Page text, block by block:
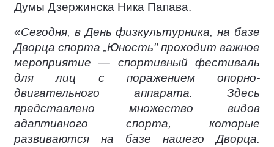
Думы Дзержинска Ника Папава.
«Сегодня, в День физкультурника, на базе
Дворца спорта „Юность" проходит важное
мероприятие — спортивный фестиваль
для лиц с поражением опорно-
двигательного аппарата. Здесь
представлено множество видов
адаптивного спорта, которые
развиваются на базе нашего Дворца.